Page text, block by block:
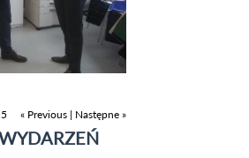
« Previous | Następne »